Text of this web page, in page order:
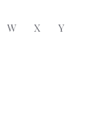
W X Y